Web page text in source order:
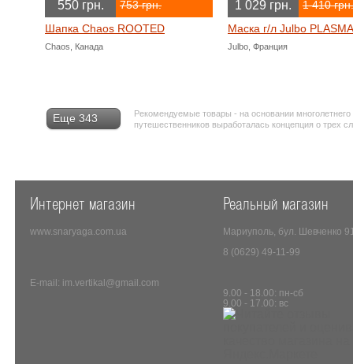
550 грн. 753 грн.
Шапка Chaos ROOTED
Chaos, Канада
1 029 грн. 1 410 грн.
Маска г/л Julbo PLASMA
Julbo, Франция
Еще 343
Рекомендуемые товары - на основании многолетнего
путешественников выработалась концепция о трех
Интернет магазин
www.snaryaga.com.ua
E-mail: im.vertikal@gmail.com
Реальный магазин
Мариуполь, бул. Шевченко
8 (0629) 49-11-99
9.00 - 18.00: пн-сб
9.00 - 17.00: вс